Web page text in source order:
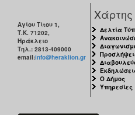
Αγίου Τίτου 1,
Τ.Κ. 71202,
Ηράκλειο
Τηλ.: 2813-409000
email:info@heraklion.gr
Χάρτης
Δελτία
Ο Δήμος
Υπηρεσίες